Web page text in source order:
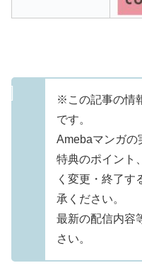
※この記事の情
です。
Amebaマンガの
特典のポイント
く変更・終了す
承ください。
最新の配信内容
さい。